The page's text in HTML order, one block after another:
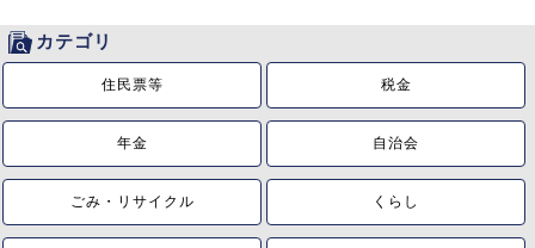
カテゴリ
住民票等 税金
年金 自治会
ごみ・リサイクル くらし